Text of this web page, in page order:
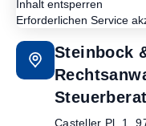
Inhalt entsperren
Erforderlichen Service
Steinbock
Casteller Pl. 1